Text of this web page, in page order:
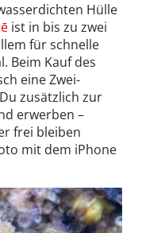
Hülle
ist in bis zu zwei
für schnelle
Beim Kauf des
eine Zwei-
zusätzlich zur
erwerben –
frei bleiben
mit dem iPhone